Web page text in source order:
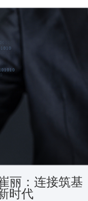
丽：连接筑基
时代